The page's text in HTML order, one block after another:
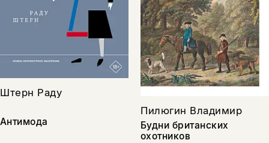
Штерн Раду
Антимода
Пилюгин Владимир
Будни британских
охотников